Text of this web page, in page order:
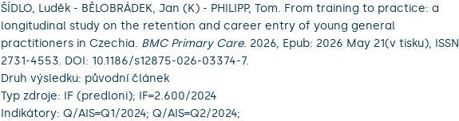
ŠÍDLO, Luděk - BĚLOBRÁDEK, Jan (K) - PHILIPP, Tom. From training to practice: a
longitudinal study on the retention and career entry of young general
practitioners in Czechia. BMC Primary Care. 2026, Epub: 2026 May 21(v tisku), ISSN
2731-4553. DOI: 10.1186/s12875-026-03374-7.
Druh výsledku: původní článek
Typ zdroje: IF (predloni); IF=2.600/2024
Indikátory: Q/AIS=Q1/2024; Q/AIS=Q2/2024;